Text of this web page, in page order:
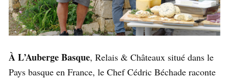
À L’Auberge Basque, Relais & Châteaux situé dans le
Pays basque en France, le Chef Cédric Béchade raconte